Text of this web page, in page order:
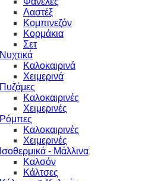
Λαστέξ
Κομπινεζόν
Κορμάκια
Σετ
Νυχτικά
Καλοκαιρινά
Χειμερινά
Πυζάμες
Καλοκαιρινές
Χειμερινές
Ρόμπες
Καλοκαιρινές
Χειμερινές
Ισοθερμικά - Μάλλινα
Καλσόν
Κάλτσες